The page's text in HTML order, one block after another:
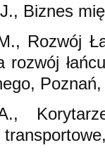
Biznes
Rozwój
rozwój
Poznań,